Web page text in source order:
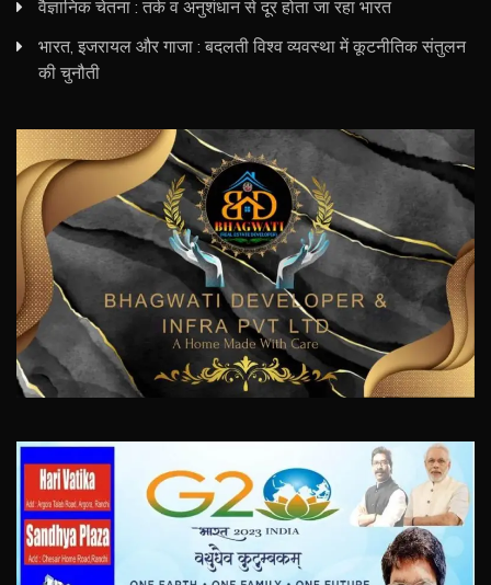
वैज्ञानिक चेतना : तर्क व अनुशंधान से दूर होता जा रहा भारत
भारत, इजरायल और गाजा : बदलती विश्व व्यवस्था में कूटनीतिक संतुलन
की चुनौती